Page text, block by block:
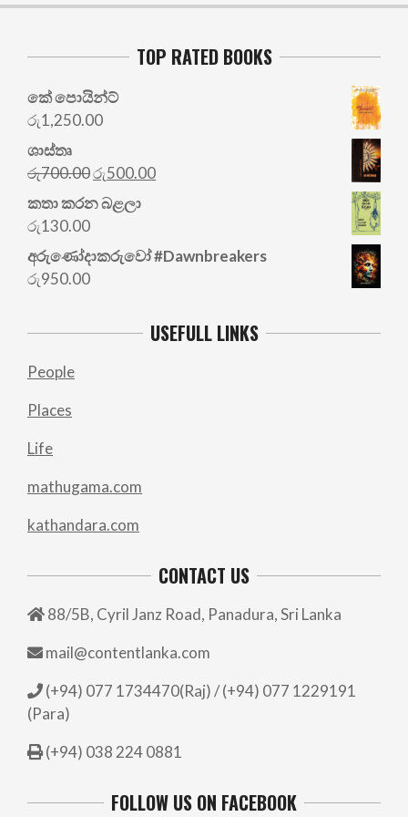
TOP RATED BOOKS
කේ පොයින්ට්
රු1,250.00
ශාස්තෘ
රු700.00Original
price
was:
රු500.00Current
කතා කරන බළලා
රු130.00
අරු‍ණෝදාකරුවෝ #Dawnbreakers
රු950.00
USEFULL LINKS
People
Places
Life
mathugama.com
kathandara.com
CONTACT US
88/5B, Cyril Janz Road, Panadura, Sri Lanka
mail@contentlanka.com
(+94) 077 1734470(Raj) / (+94) 077 1229191
(Para)
(+94) 038 224 0881
FOLLOW US ON FACEBOOK